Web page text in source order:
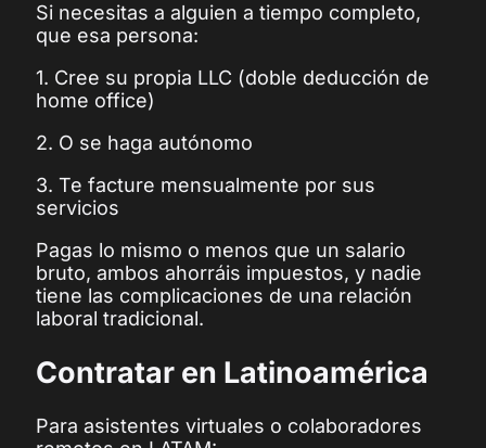
Si necesitas a alguien a tiempo completo,
que esa persona:
1. Cree su propia LLC (doble deducción de
home office)
2. O se haga autónomo
3. Te facture mensualmente por sus
servicios
Pagas lo mismo o menos que un salario
bruto, ambos ahorráis impuestos, y nadie
tiene las complicaciones de una relación
laboral tradicional.
Contratar en Latinoamérica
Para asistentes virtuales o colaboradores